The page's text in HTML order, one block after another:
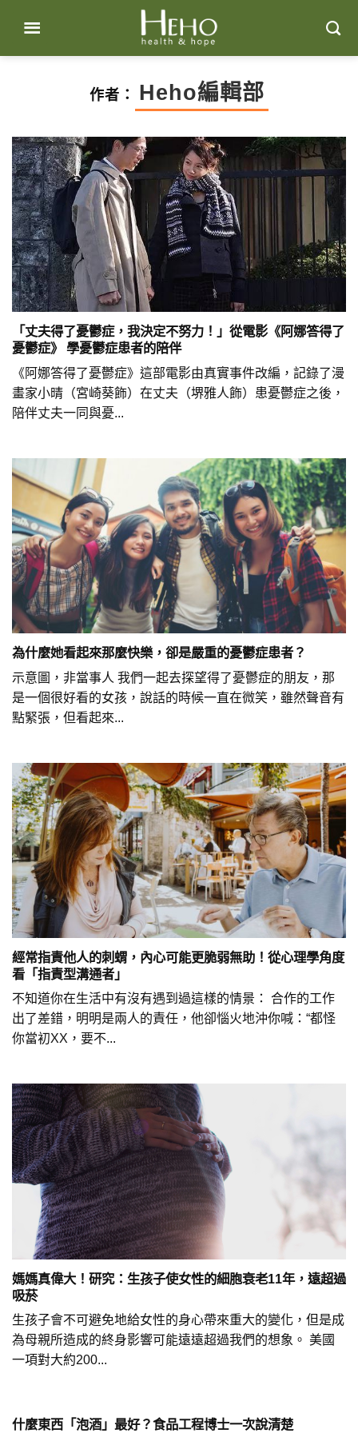
content
作者： Heho編輯部
「丈夫得了憂鬱症，我決定不努力！」從電影《阿娜答得了
憂鬱症》 學憂鬱症患者的陪伴
《阿娜答得了憂鬱症》這部電影由真實事件改編，記錄了漫
畫家小晴（宮崎葵飾）在丈夫（堺雅人飾）患憂鬱症之後，
陪伴丈夫一同與憂...
為什麼她看起來那麼快樂，卻是嚴重的憂鬱症患者？
示意圖，非當事人 我們一起去探望得了憂鬱症的朋友，那
是一個很好看的女孩，說話的時候一直在微笑，雖然聲音有
點緊張，但看起來...
經常指責他人的刺蝟，內心可能更脆弱無助！從心理學角度
看「指責型溝通者」
不知道你在生活中有沒有遇到過這樣的情景： 合作的工作
出了差錯，明明是兩人的責任，他卻惱火地沖你喊：“都怪
你當初XX，要不...
媽媽真偉大！研究：生孩子使女性的細胞衰老11年，遠超過
吸菸
生孩子會不可避免地給女性的身心帶來重大的變化，但是成
為母親所造成的終身影響可能遠遠超過我們的想象。 美國
一項對大約200...
什麼東西「泡酒」最好？食品工程博士一次說清楚